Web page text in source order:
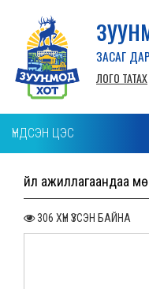
ЗАСАГ
ЛОГО ТАТАХ
ҮНДСЭН ЦЭС
Үйл ажиллагаандаа
306 ХҮН ҮЗСЭН БАЙНА